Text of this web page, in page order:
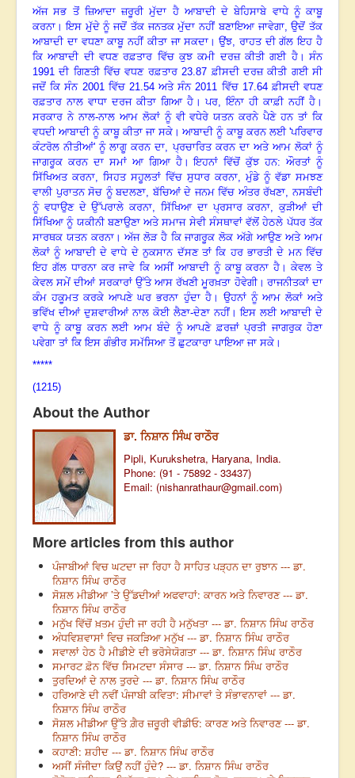
ਅੱਜ ਸਭ ਤੋਂ ਜ਼ਿਆਦਾ ਜ਼ਰੂਰੀ ਮੁੱਦਾ ਹੈ ਆਬਾਦੀ ਦੇ ਬੇਹਿਸਾਬੇ ਵਾਧੇ ਨੂੰ ਕਾਬੂ
ਕਰਨਾ ।ਇਸ ਮੁੱਦੇ ਨੂੰ ਜਦੋਂ ਤੱਕ ਜਨਤਕ ਮੁੱਦਾ ਨਹੀਂ ਬਣਾਇਆ ਜਾਵੇਗਾ, ਉਦੋਂ ਤੱਕ
ਆਬਾਦੀ ਦਾ ਵਧਣਾ ਕਾਬੂ ਨਹੀਂ ਕੀਤਾ ਜਾ ਸਕਦਾ ।ਉਂਝ, ਰਾਹਤ ਦੀ ਗੱਲ ਇਹ ਹੈ
ਕਿ ਆਬਾਦੀ ਦੀ ਵਧਣ ਰਫ਼ਤਾਰ ਵਿੱਚ ਕੁਝ ਕਮੀ ਦਰਜ਼ ਕੀਤੀ ਗਈ ਹੈ।ਸੰਨ
1991 ਦੀ ਗਿਣਤੀ ਵਿੱਚ ਵਧਣ ਰਫ਼ਤਾਰ 23.87 ਫ਼ੀਸਦੀ ਦਰਜ਼ ਕੀਤੀ ਗਈ ਸੀ
ਜਦੋਂ ਕਿ ਸੰਨ 2001 ਵਿੱਚ 21.54 ਅਤੇ ਸੰਨ 2011 ਵਿੱਚ 17.64 ਫ਼ੀਸਦੀ ਵਧਣ
ਰਫ਼ਤਾਰ ਨਾਲ ਵਾਧਾ ਦਰਜ ਕੀਤਾ ਗਿਆ ਹੈ । ਪਰ, ਇੰਨਾ ਹੀ ਕਾਫ਼ੀ ਨਹੀਂ ਹੈ ।
ਸਰਕਾਰ ਨੇ ਨਾਲ-ਨਾਲ ਆਮ ਲੋਕਾਂ ਨੂੰ ਵੀ ਵਧੇਰੇ ਯਤਨ ਕਰਨੇ ਪੈਣੇ ਹਨ ਤਾਂ ਕਿ
ਵਧਦੀ ਆਬਾਦੀ ਨੂੰ ਕਾਬੂ ਕੀਤਾ ਜਾ ਸਕੇ ।ਆਬਾਦੀ ਨੂੰ ਕਾਬੂ ਕਰਨ ਲਈ'ਪਰਿਵਾਰ
ਕੰਟਰੋਲ ਨੀਤੀਆਂ' ਨੂੰ ਲਾਗੂ ਕਰਨ ਦਾ, ਪ੍ਰਚਾਰਿਤ ਕਰਨ ਦਾ ਅਤੇ ਆਮ ਲੋਕਾਂ ਨੂੰ
ਜਾਗਰੂਕ ਕਰਨ ਦਾ ਸਮਾਂ ਆ ਗਿਆ ਹੈ।ਇਹਨਾਂ ਵਿੱਚੋਂ ਕੁੱਝ ਹਨ: ਔਰਤਾਂ ਨੂੰ
ਸਿੱਖਿਅਤ ਕਰਨਾ, ਸਿਹਤ ਸਹੂਲਤਾਂ ਵਿੱਚ ਸੁਧਾਰ ਕਰਨਾ, ਮੁੰਡੇ ਨੂੰ ਵੱਡਾ ਸਮਝਣ
ਵਾਲੀ ਪੁਰਾਤਨ ਸੋਚ ਨੂੰ ਬਦਲਣਾ, ਬੱਚਿਆਂ ਦੇ ਜਨਮ ਵਿੱਚ ਅੰਤਰ ਰੱਖਣਾ, ਨਸਬੰਦੀ
ਨੂੰ ਵਧਾਉਣ ਦੇ ਉੱਪਰਾਲੇ ਕਰਨਾ, ਸਿੱਖਿਆ ਦਾ ਪ੍ਰਸਾਰ ਕਰਨਾ, ਕੁੜੀਆਂ ਦੀ
ਸਿੱਖਿਆ ਨੂੰ ਯਕੀਨੀ ਬਣਾਉਣਾ ਅਤੇ ਸਮਾਜ ਸੇਵੀ ਸੰਸਥਾਵਾਂ ਵੱਲੋਂ ਹੇਠਲੇ ਪੱਧਰ ਤੱਕ
ਸਾਰਥਕ ਯਤਨ ਕਰਨਾ। ਅੱਜ ਲੋੜ ਹੈ ਕਿ ਜਾਗਰੂਕ ਲੋਕ ਅੱਗੇ ਆਉਣ ਅਤੇ ਆਮ
ਲੋਕਾਂ ਨੂੰ ਆਬਾਦੀ ਦੇ ਵਾਧੇ ਦੇ ਨੁਕਸਾਨ ਦੱਸਣ ਤਾਂ ਕਿ ਹਰ ਭਾਰਤੀ ਦੇ ਮਨ ਵਿੱਚ
ਇਹ ਗੱਲ ਧਾਰਨਾ ਕਰ ਜਾਵੇ ਕਿ ਅਸੀਂ ਆਬਾਦੀ ਨੂੰ ਕਾਬੂ ਕਰਨਾ ਹੈ ।ਕੇਵਲ ਤੇ
ਕੇਵਲ ਸਮੇਂ ਦੀਆਂ ਸਰਕਾਰਾਂ ਉੱਤੇ ਆਸ ਰੱਖਣੀ ਮੂਰਖ਼ਤਾ ਹੋਵੇਗੀ। ਰਾਜਨੀਤਕਾਂ ਦਾ
ਕੰਮ ਹਕੂਮਤ ਕਰਕੇ ਆਪਣੇ ਘਰ ਭਰਨਾ ਹੁੰਦਾ ਹੈ। ਉਹਨਾਂ ਨੂੰ ਆਮ ਲੋਕਾਂ ਅਤੇ
ਭਵਿੱਖ ਦੀਆਂ ਦੁਸ਼ਵਾਰੀਆਂ ਨਾਲ ਕੋਈ ਲੈਣਾ-ਦੇਣਾ ਨਹੀਂ ।ਇਸ ਲਈ ਆਬਾਦੀ ਦੇ
ਵਾਧੇ ਨੂੰ ਕਾਬੂ ਕਰਨ ਲਈ ਆਮ ਬੰਦੇ ਨੂੰ ਆਪਣੇ ਫ਼ਰਜ਼ਾਂ ਪ੍ਰਤੀ ਜਾਗਰੁਕ ਹੋਣਾ
ਪਵੇਗਾ ਤਾਂ ਕਿ ਇਸ ਗੰਭੀਰ ਸਮੱਸਿਆ ਤੋਂ ਛੁਟਕਾਰਾ ਪਾਇਆ ਜਾ ਸਕੇ ।
*****
(1215)
About the Author
ਡਾ. ਨਿਸ਼ਾਨ ਸਿੰਘ ਰਾਠੌਰ
Pipli, Kurukshetra, Haryana, India.
Phone: (91 - 75892 - 33437)
Email: (nishanrathaur@gmail.com)
More articles from this author
ਪੰਜਾਬੀਆਂ ਵਿਚ ਘਟਦਾ ਜਾ ਰਿਹਾ ਹੈ ਸਾਹਿਤ ਪੜ੍ਹਨ ਦਾ ਰੁਝਾਨ --- ਡਾ.
ਨਿਸ਼ਾਨ ਸਿੰਘ ਰਾਠੌਰ
ਸੋਸ਼ਲ ਮੀਡੀਆ ’ਤੇ ਉੱਡਦੀਆਂ ਅਫਵਾਹਾਂ: ਕਾਰਨ ਅਤੇ ਨਿਵਾਰਣ --- ਡਾ.
ਨਿਸ਼ਾਨ ਸਿੰਘ ਰਾਠੌਰ
ਮਨੁੱਖ ਵਿੱਚੋਂ ਖ਼ਤਮ ਹੁੰਦੀ ਜਾ ਰਹੀ ਹੈ ਮਨੁੱਖਤਾ --- ਡਾ. ਨਿਸ਼ਾਨ ਸਿੰਘ ਰਾਠੌਰ
ਅੰਧਵਿਸ਼ਵਾਸਾਂ ਵਿਚ ਜਕੜਿਆ ਮਨੁੱਖ --- ਡਾ. ਨਿਸ਼ਾਨ ਸਿੰਘ ਰਾਠੌਰ
ਸਵਾਲਾਂ ਹੇਠ ਹੈ ਮੀਡੀਏ ਦੀ ਭਰੋਸੇਯੋਗਤਾ --- ਡਾ. ਨਿਸ਼ਾਨ ਸਿੰਘ ਰਾਠੌਰ
ਸਮਾਰਟ ਫ਼ੋਨ ਵਿੱਚ ਸਿਮਟਦਾ ਸੰਸਾਰ --- ਡਾ. ਨਿਸ਼ਾਨ ਸਿੰਘ ਰਾਠੌਰ
ਤੁਰਦਿਆਂ ਦੇ ਨਾਲ ਤੁਰਦੇ --- ਡਾ. ਨਿਸ਼ਾਨ ਸਿੰਘ ਰਾਠੌਰ
ਹਰਿਆਣੇ ਦੀ ਨਵੀਂ ਪੰਜਾਬੀ ਕਵਿਤਾ: ਸੀਮਾਵਾਂ ਤੇ ਸੰਭਾਵਨਾਵਾਂ --- ਡਾ.
ਨਿਸ਼ਾਨ ਸਿੰਘ ਰਾਠੌਰ
ਸੋਸ਼ਲ ਮੀਡੀਆ ਉੱਤੇ ਗ਼ੈਰ ਜ਼ਰੂਰੀ ਵੀਡੀਓ: ਕਾਰਣ ਅਤੇ ਨਿਵਾਰਣ --- ਡਾ.
ਨਿਸ਼ਾਨ ਸਿੰਘ ਰਾਠੌਰ
ਕਹਾਣੀ: ਸ਼ਹੀਦ --- ਡਾ. ਨਿਸ਼ਾਨ ਸਿੰਘ ਰਾਠੌਰ
ਅਸੀਂ ਸੰਜੀਦਾ ਕਿਉਂ ਨਹੀਂ ਹੁੰਦੇ? --- ਡਾ. ਨਿਸ਼ਾਨ ਸਿੰਘ ਰਾਠੌਰ